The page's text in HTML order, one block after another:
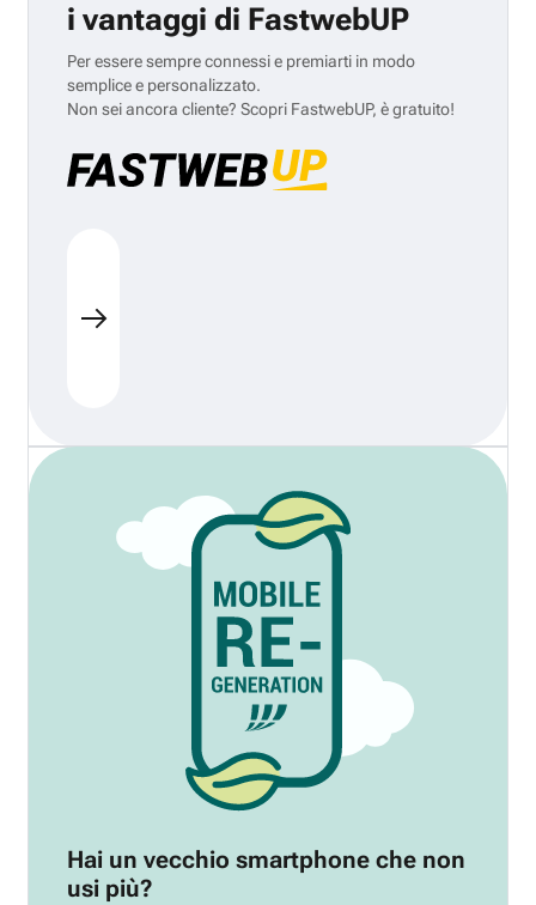
i vantaggi di FastwebUP
Per essere sempre connessi e premiarti in modo
semplice e personalizzato.
Non sei ancora cliente? Scopri FastwebUP, è gratuito!
Hai un vecchio smartphone che non
usi più?